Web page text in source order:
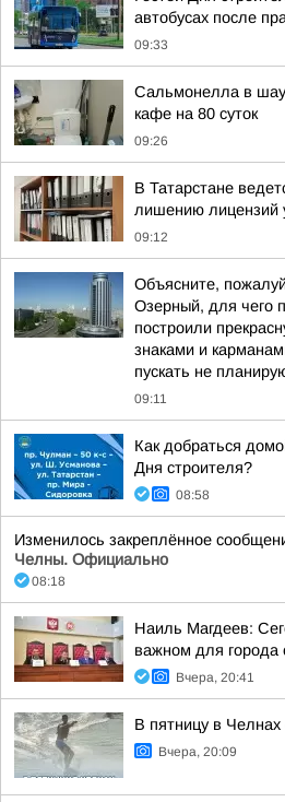
автобусах после
09:33
Сальмонелла в
кафе на 80 суток
09:26
В Татарстане
лишению лицензий
09:12
Объясните,
Озерный, для чего
построили
знаками и
пускать не
09:11
Как добраться
Дня строителя?
08:58
Изменилось закреплённое
Челны. Официально
08:18
Наиль Магдеев:
важном для города
Вчера, 20:41
В пятницу в
Вчера, 20:09